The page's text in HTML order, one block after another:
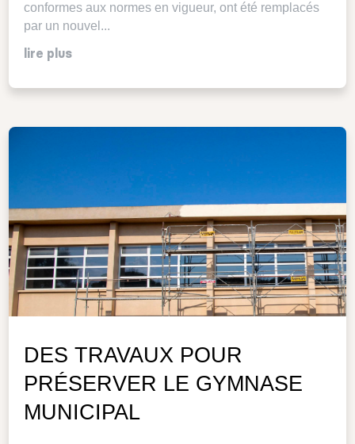
conformes aux normes en vigueur, ont été remplacés
par un nouvel...
lire plus
DES TRAVAUX POUR
PRÉSERVER LE GYMNASE
MUNICIPAL